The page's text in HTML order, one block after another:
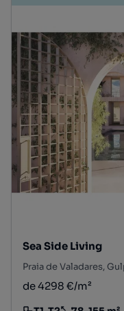
Sea Side Living
de 4298 €/m²